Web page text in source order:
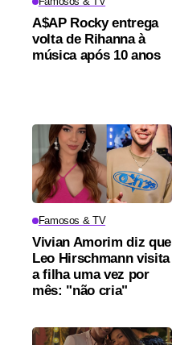
A$AP Rocky entrega
volta de Rihanna à
música após 10 anos
Famosos & TV
Vivian Amorim diz que
Leo Hirschmann visita
a filha uma vez por
mês: "não cria"